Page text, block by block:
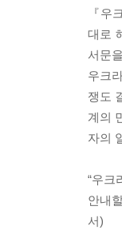
『우
대로
서문
우크
쟁도
계의
자의
“우크
안내
서)